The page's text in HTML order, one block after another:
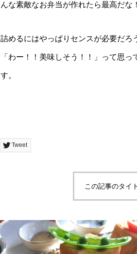
んな素敵なお弁当が作れたら最高だな
詰めるにはやっぱりセンスが必要だろ
「わー！！美味しそう！！」って思
す。
Tweet
この記事のタイ